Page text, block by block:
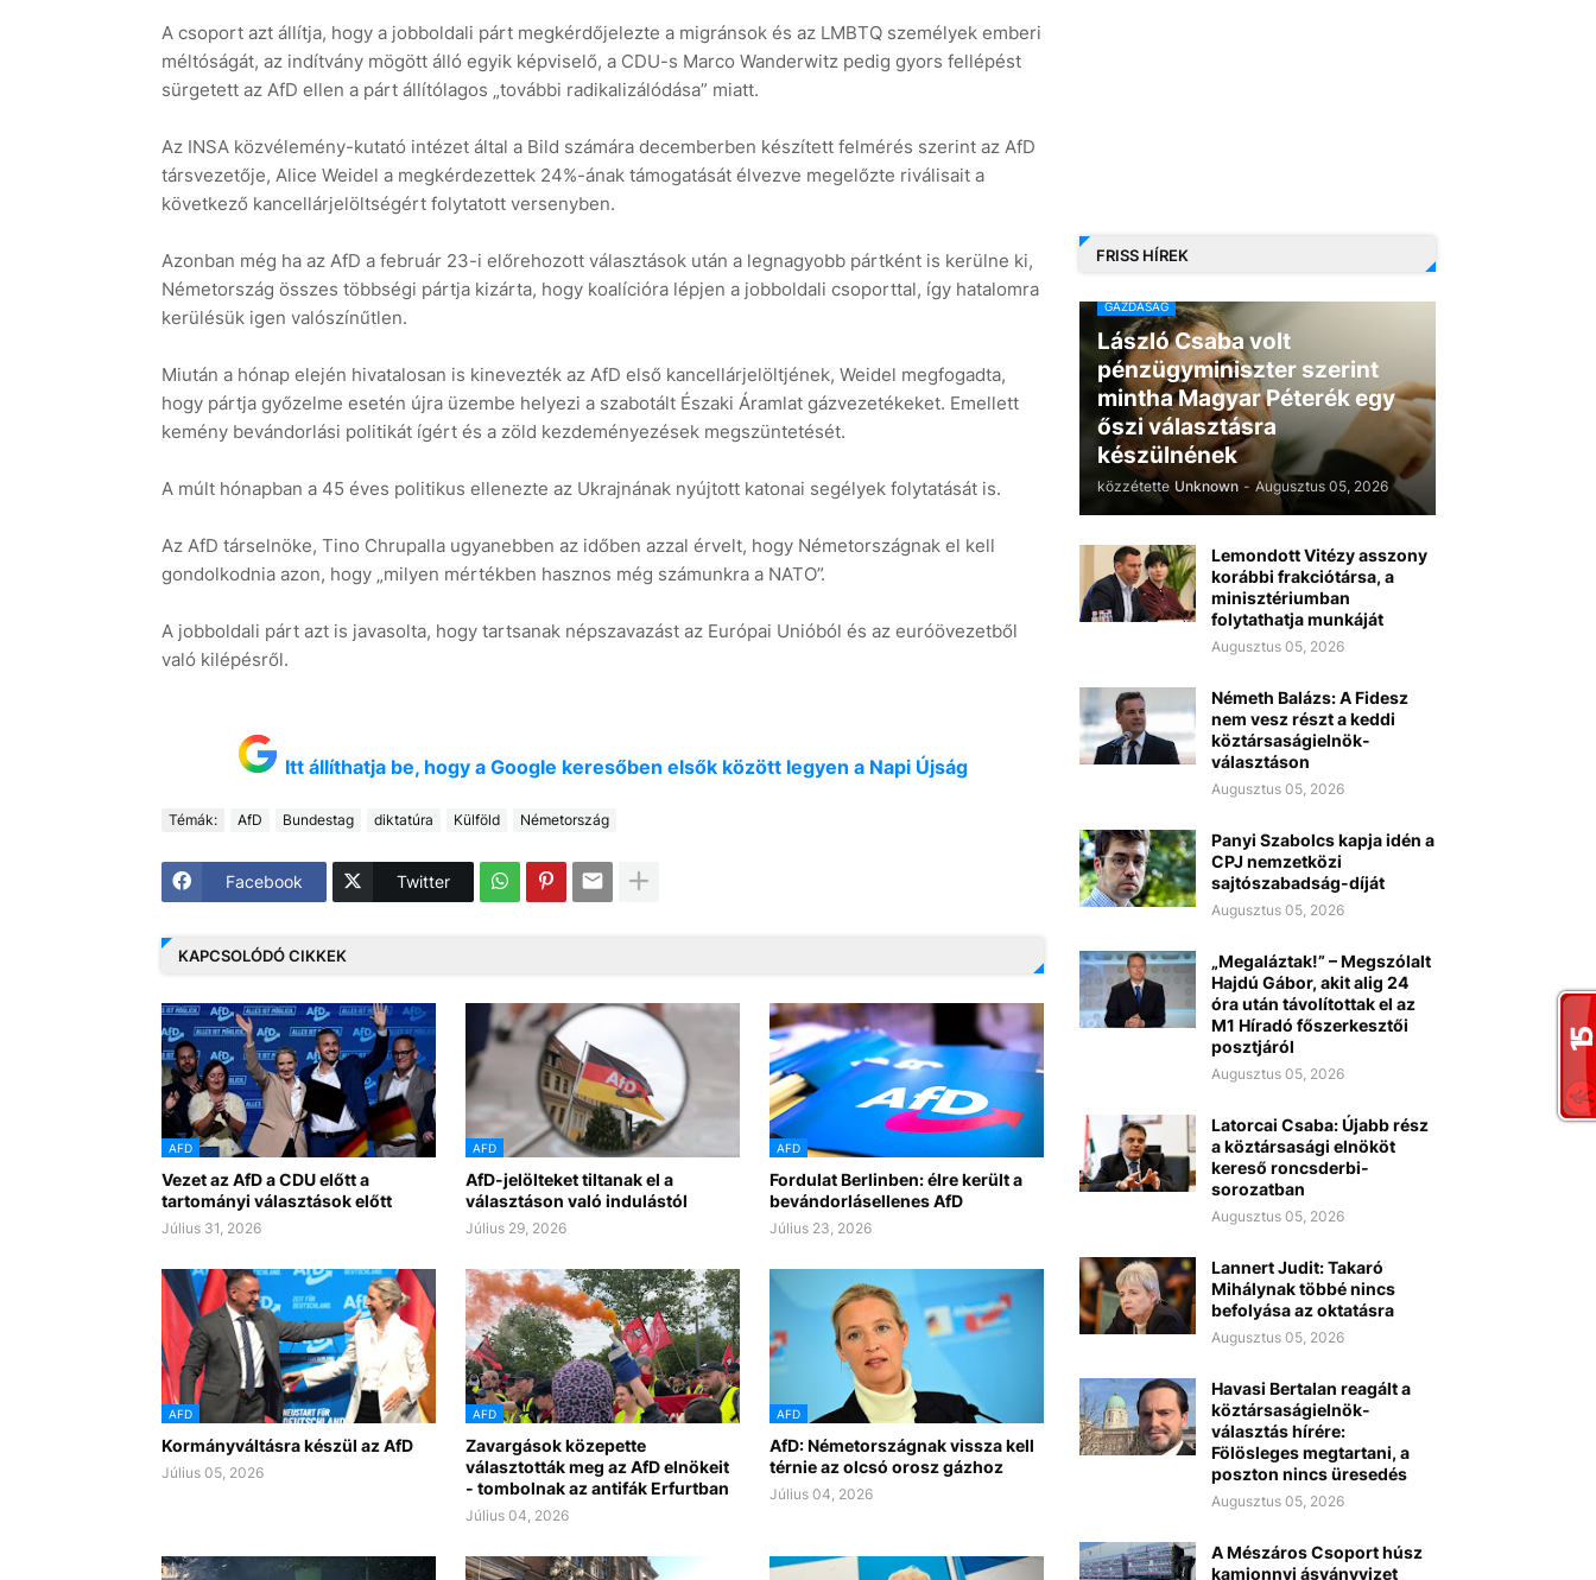
A csoport azt állítja, hogy a jobboldali párt megkérdőjelezte a migránsok és az LMBTQ személyek emberi
méltóságát, az indítvány mögött álló egyik képviselő, a CDU-s Marco Wanderwitz pedig gyors fellépést
sürgetett az AfD ellen a párt állítólagos „további radikalizálódása” miatt.
Az INSA közvélemény-kutató intézet által a Bild számára decemberben készített felmérés szerint az AfD
társvezetője, Alice Weidel a megkérdezettek 24%-ának támogatását élvezve megelőzte riválisait a
következő kancellárjelöltségért folytatott versenyben.
Azonban még ha az AfD a február 23-i előrehozott választások után a legnagyobb pártként is kerülne ki,
Németország összes többségi pártja kizárta, hogy koalícióra lépjen a jobboldali csoporttal, így hatalomra
kerülésük igen valószínűtlen.
Miután a hónap elején hivatalosan is kinevezték az AfD első kancellárjelöltjének, Weidel megfogadta,
hogy pártja győzelme esetén újra üzembe helyezi a szabotált Északi Áramlat gázvezetékeket. Emellett
kemény bevándorlási politikát ígért és a zöld kezdeményezések megszüntetését.
A múlt hónapban a 45 éves politikus ellenezte az Ukrajnának nyújtott katonai segélyek folytatását is.
Az AfD társelnöke, Tino Chrupalla ugyanebben az időben azzal érvelt, hogy Németországnak el kell
gondolkodnia azon, hogy „milyen mértékben hasznos még számunkra a NATO”.
A jobboldali párt azt is javasolta, hogy tartsanak népszavazást az Európai Unióból és az euróövezetből
való kilépésről.
Itt állíthatja be, hogy a Google keresőben elsők között legyen a Napi Újság
Témák: AfD Bundestag diktatúra Külföld Németország
Facebook Twitter
KAPCSOLÓDÓ CIKKEK
AFD
Vezet az AfD a CDU előtt a
tartományi választások előtt
Július 31, 2026
AFD
AfD-jelölteket tiltanak el a
választáson való indulástól
Július 29, 2026
AFD
Fordulat Berlinben: élre került a
bevándorlásellenes AfD
Július 23, 2026
AFD
Kormányváltásra készül az AfD
Július 05, 2026
AFD
Zavargások közepette
választották meg az AfD elnökeit
- tombolnak az antifák Erfurtban
Július 04, 2026
AFD
AfD: Németországnak vissza kell
térnie az olcsó orosz gázhoz
Július 04, 2026
FRISS HÍREK
GAZDASÁG
László Csaba volt
pénzügyminiszter szerint
mintha Magyar Péterék egy
őszi választásra
készülnének
közzétette Unknown - Augusztus 05, 2026
Lemondott Vitézy asszony
korábbi frakciótársa, a
minisztériumban
folytathatja munkáját
Augusztus 05, 2026
Németh Balázs: A Fidesz
nem vesz részt a keddi
köztársaságielnök-
választáson
Augusztus 05, 2026
Panyi Szabolcs kapja idén a
CPJ nemzetközi
sajtószabadság-díját
Augusztus 05, 2026
„Megaláztak!” – Megszólalt
Hajdú Gábor, akit alig 24
óra után távolítottak el az
M1 Híradó főszerkesztői
posztjáról
Augusztus 05, 2026
Latorcai Csaba: Újabb rész
a köztársasági elnököt
kereső roncsderbi-
sorozatban
Augusztus 05, 2026
Lannert Judit: Takaró
Mihálynak többé nincs
befolyása az oktatásra
Augusztus 05, 2026
Havasi Bertalan reagált a
köztársaságielnök-
választás hírére:
Fölösleges megtartani, a
poszton nincs üresedés
Augusztus 05, 2026
A Mészáros Csoport húsz
kamionnyi ásványvizet